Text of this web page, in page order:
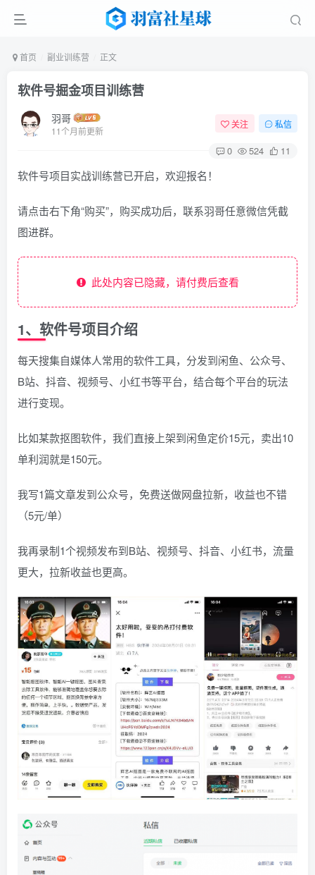
首页 副业训练营 正文
软件号掘金项目训练营
羽哥
11个月前更新
关注 私信
0 524 11
软件号项目实战训练营已开启，欢迎报名！
请点击右下角“购买”，购买成功后，联系羽哥任意微信凭截
图进群。
此处内容已隐藏，请付费后查看
1、软件号项目介绍
每天搜集自媒体人常用的软件工具，分发到闲鱼、公众号、
B站、抖音、视频号、小红书等平台，结合每个平台的玩法
进行变现。
比如某款抠图软件，我们直接上架到闲鱼定价15元，卖出10
单利润就是150元。
我写1篇文章发到公众号，免费送做网盘拉新，收益也不错
（5元/单）
我再录制1个视频发布到B站、视频号、抖音、小红书，流量
更大，拉新收益也更高。